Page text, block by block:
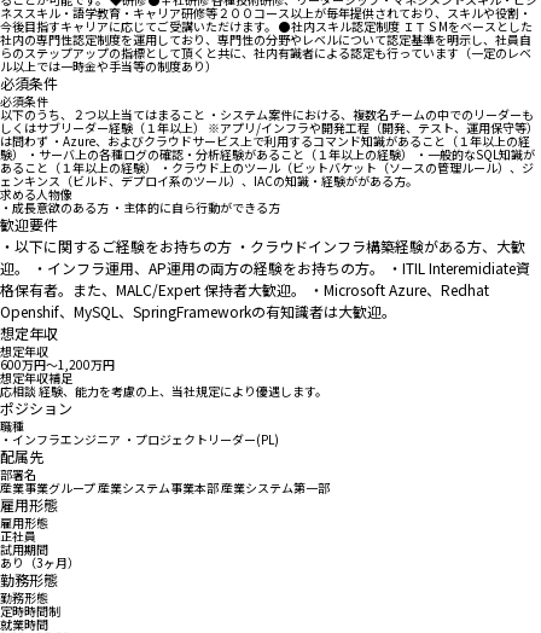
ネススキル・語学教育・キャリア研修等２００コース以上が毎年提供されており、スキルや役割・
今後目指すキャリアに応じてご受講いただけます。 ●社内スキル認定制度 ＩＴＳMをベースとした
社内の専門性認定制度を運用しており、専門性の分野やレベルについて認定基準を明示し、社員自
らのステップアップの指標として頂くと共に、社内有識者による認定も行っています（一定のレベ
ル以上では一時金や手当等の制度あり）
必須条件
必須条件
以下のうち、２つ以上当てはまること ・システム案件における、複数名チームの中でのリーダーも
しくはサブリーダー経験（１年以上） ※アプリ/インフラや開発工程（開発、テスト、運用保守等）
は問わず ・Azure、およびクラウドサービス上で利用するコマンド知識があること（１年以上の経
験） ・サーバ上の各種ログの確認・分析経験があること（１年以上の経験） ・一般的なSQL知識が
あること（１年以上の経験） ・クラウド上のツール（ビットバケット（ソースの管理ルール）、ジ
ェンキンス（ビルド、デプロイ系のツール）、IACの知識・経験ががある方。
求める人物像
・成長意欲のある方 ・主体的に自ら行動ができる方
歓迎要件
・以下に関するご経験をお持ちの方 ・クラウドインフラ構築経験がある方、大歓
迎。 ・インフラ運用、AP運用の両方の経験をお持ちの方。 ・ITIL Interemidiate資
格保有者。また、MALC/Expert 保持者大歓迎。 ・Microsoft Azure、Redhat
Openshif、MySQL、SpringFrameworkの有知識者は大歓迎。
想定年収
想定年収
600万円〜1,200万円
想定年収補足
応相談 経験、能力を考慮の上、当社規定により優遇します。
ポジション
職種
・インフラエンジニア ・プロジェクトリーダー(PL)
配属先
部署名
産業事業グループ 産業システム事業本部 産業システム第一部
雇用形態
雇用形態
正社員
試用期間
あり（3ヶ月）
勤務形態
勤務形態
定時時間制
就業時間